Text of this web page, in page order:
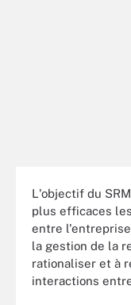
L'objectif du
plus efficaces
entre
la gestion de la
rationaliser et à
interactions